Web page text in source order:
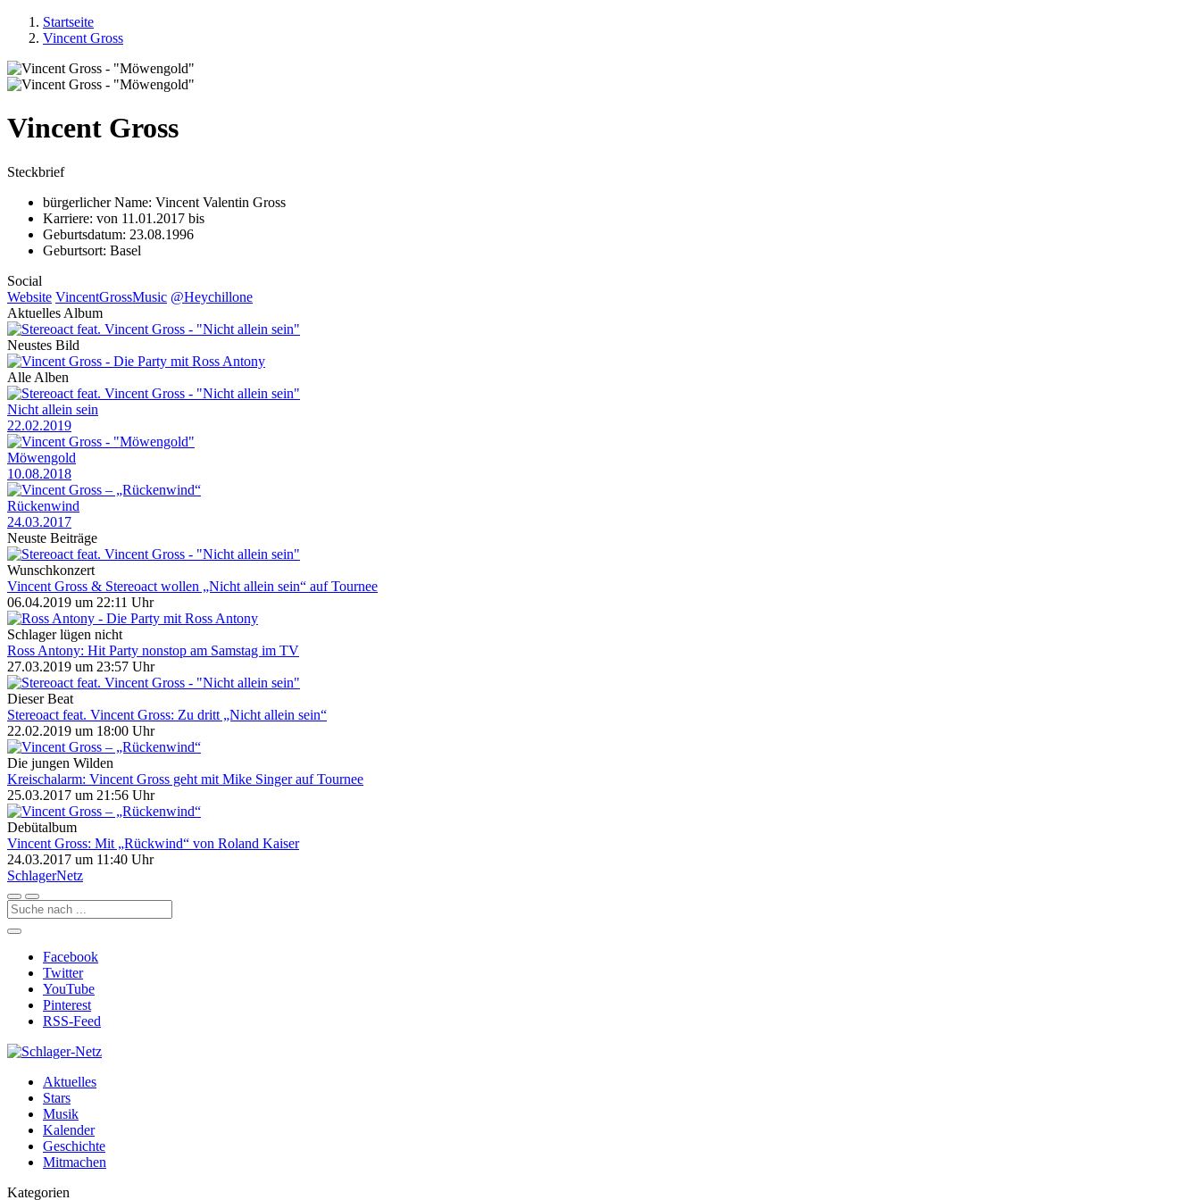
Startseite
Vincent Gross
Vincent Gross
Steckbrief
bürgerlicher Name: Vincent Valentin Gross
Karriere: von 11.01.2017 bis
Geburtsdatum: 23.08.1996
Geburtsort: Basel
Social
Website VincentGrossMusic @Heychillone
Aktuelles Album
Neustes Bild
Alle Alben
Nicht allein sein
22.02.2019
Möwengold
10.08.2018
Rückenwind
24.03.2017
Neuste Beiträge
Wunschkonzert
Vincent Gross & Stereoact wollen „Nicht allein sein“ auf Tournee
06.04.2019 um 22:11 Uhr
Schlager lügen nicht
Ross Antony: Hit Party nonstop am Samstag im TV
27.03.2019 um 23:57 Uhr
Dieser Beat
Stereoact feat. Vincent Gross: Zu dritt „Nicht allein sein“
22.02.2019 um 18:00 Uhr
Die jungen Wilden
Kreischalarm: Vincent Gross geht mit Mike Singer auf Tournee
25.03.2017 um 21:56 Uhr
Debütalbum
Vincent Gross: Mit „Rückwind“ von Roland Kaiser
24.03.2017 um 11:40 Uhr
SchlagerNetz
Facebook
Twitter
YouTube
Pinterest
RSS-Feed
Aktuelles
Stars
Musik
Kalender
Geschichte
Mitmachen
Kategorien